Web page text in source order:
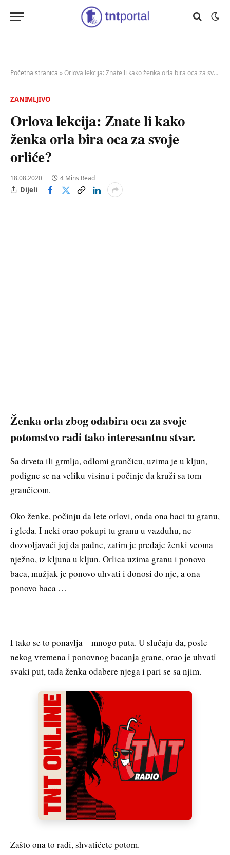
Početna stranica »Orlova lekcija: Znate li kako ženka orla bira oca za svoje orliće?
ZANIMLJIVO
Orlova lekcija: Znate li kako
ženka orla bira oca za svoje
orliće?
18.08.2020 4 Mins Read
Dijeli
Ženka orla zbog odabira oca za svoje
potomstvo radi tako interesantnu stvar.
Sa drveta ili grmlja, odlomi grančicu, uzima je u kljun,
podigne se na veliku visinu i počinje da kruži sa tom
grančicom.
Oko ženke, počinju da lete orlovi, onda ona baci tu granu,
i gleda. I neki orao pokupi tu granu u vazduhu, ne
dozvoljavaći joj da padne, zatim je predaje ženki veoma
nježno, iz kljuna u kljun. Orlica uzima granu i ponovo
baca, mužjak je ponovo uhvati i donosi do nje, a ona
ponovo baca …
I tako se to ponavlja – mnogo puta. U slučaju da, posle
nekog vremena i ponovnog bacanja grane, orao je uhvati
svaki put, tada ženka odabere njega i pari se sa njim.
Zašto ona to radi, shvatićete potom.